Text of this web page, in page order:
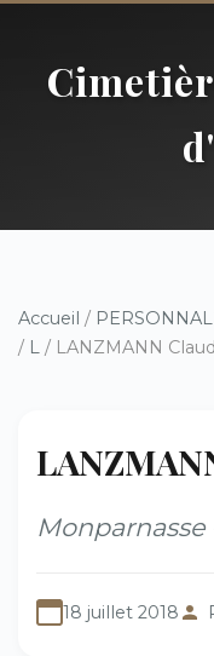
Accueil /
/ L / LANZMANN
18 juillet 2018